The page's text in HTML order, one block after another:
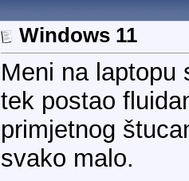
Windows 11
Meni na laptopu
tek postao
primjetnog
svako malo.